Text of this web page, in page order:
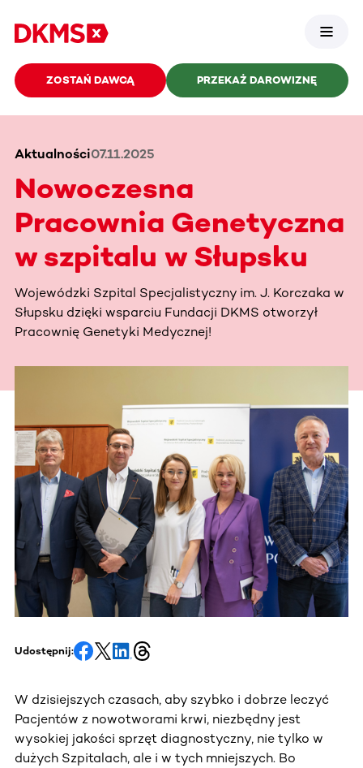
ZOSTAŃ DAWCĄ PRZEKAŻ DAROWIZNĘ
Aktualności07.11.2025
Nowoczesna
Pracownia Genetyczna
w szpitalu w Słupsku
Wojewódzki Szpital Specjalistyczny im. J. Korczaka w
Słupsku dzięki wsparciu Fundacji DKMS otworzył
Pracownię Genetyki Medycznej!
Udostępnij:
W dzisiejszych czasach, aby szybko i dobrze leczyć
Pacjentów z nowotworami krwi, niezbędny jest
wysokiej jakości sprzęt diagnostyczny, nie tylko w
dużych Szpitalach, ale i w tych mniejszych. Bo